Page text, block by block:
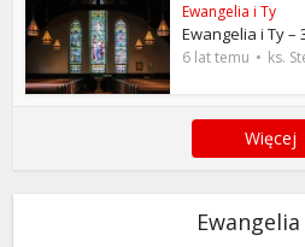
Ewangelia i Ty
Ewangelia i Ty –
6 lat temu ks.
Więcej